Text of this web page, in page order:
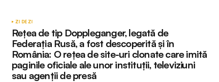
ZI DE ZI
Rețea de tip Doppleganger, legată de
Federația Rusă, a fost descoperită și în
România: O rețea de site-uri clonate care imită
paginile oficiale ale unor instituții, televiziuni
sau agenții de presă